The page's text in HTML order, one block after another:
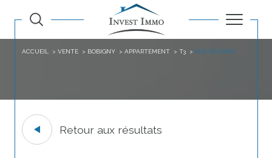
ACCUEIL VENTE BOBIGNY APPARTEMENT T3 RUE DE PARIS
Retour aux résultats